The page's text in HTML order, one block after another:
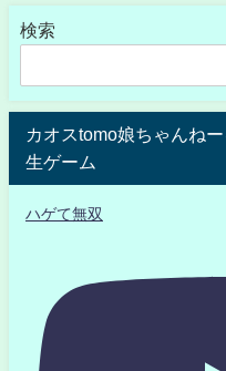
検索
カオスtomo娘ちゃんね
生ゲーム
ハゲて無双